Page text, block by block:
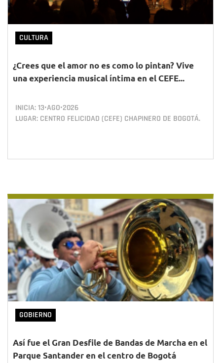
CULTURA
¿Crees que el amor no es como lo pintan? Vive
una experiencia musical íntima en el CEFE...
INICIA:13•AGO•2026
LUGAR: CENTRO FELICIDAD (CEFE) CHAPINERO DE BOGOTÁ.
GOBIERNO
Así fue el Gran Desfile de Bandas de Marcha en el
Parque Santander en el centro de Bogotá